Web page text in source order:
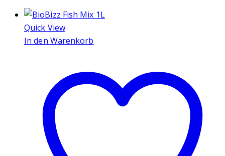
Quick View
In den Warenkorb